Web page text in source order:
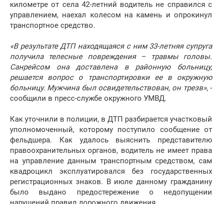
километре от села 42-летний водитель не справился с
управлением, наехал колесом на камень и опрокинул
транспортное средство.
«В результате ДТП находящаяся с ним 33-летняя супруга
получила телесные повреждения – травмы головы.
Санрейсом она доставлена в районную больницу,
решается вопрос о транспортировки ее в окружную
больницу. Мужчина был освидетельствован, он трезв», -
сообщили в пресс-службе окружного УМВД.
Как уточнили в полиции, в ДТП разбирается участковый
уполномоченный, которому поступило сообщение от
фельдшера. Как удалось выяснить представителю
правоохранительных органов, водитель не имеет права
на управление данным транспортным средством, сам
квадроцикл эксплуатировался без государственных
регистрационных знаков. В июле данному гражданину
было выдано предостережение о недопущении